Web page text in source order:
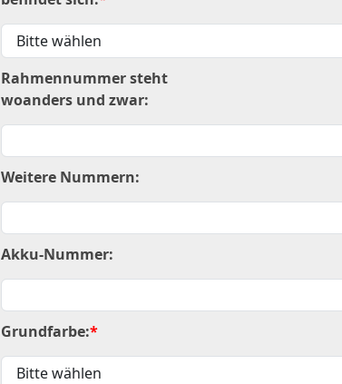
Rahmennummer steht
woanders und zwar:
Weitere Nummern:
Akku-Nummer:
Grundfarbe:*